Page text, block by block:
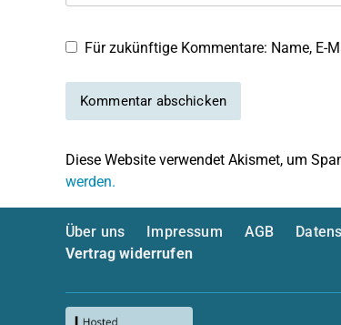
Für zukünftige Kommentare: Name, E-
Diese Website verwendet Akismet, um
werden.
Über uns Impressum AGB
Vertrag widerrufen